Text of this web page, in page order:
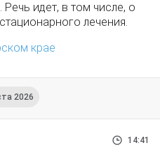
Речь идет, в том числе, о
лечения.
крае
2026
14:41